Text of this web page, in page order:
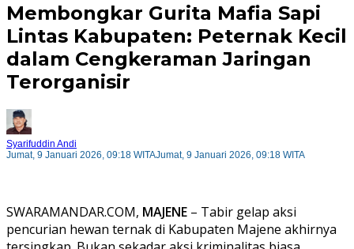
Membongkar Gurita Mafia Sapi
Lintas Kabupaten: Peternak Kecil
dalam Cengkeraman Jaringan
Terorganisir
Syarifuddin Andi
Jumat, 9 Januari 2026, 09:18 WITAJumat, 9 Januari 2026, 09:18 WITA
SWARAMANDAR.COM, MAJENE – Tabir gelap aksi
pencurian hewan ternak di Kabupaten Majene akhirnya